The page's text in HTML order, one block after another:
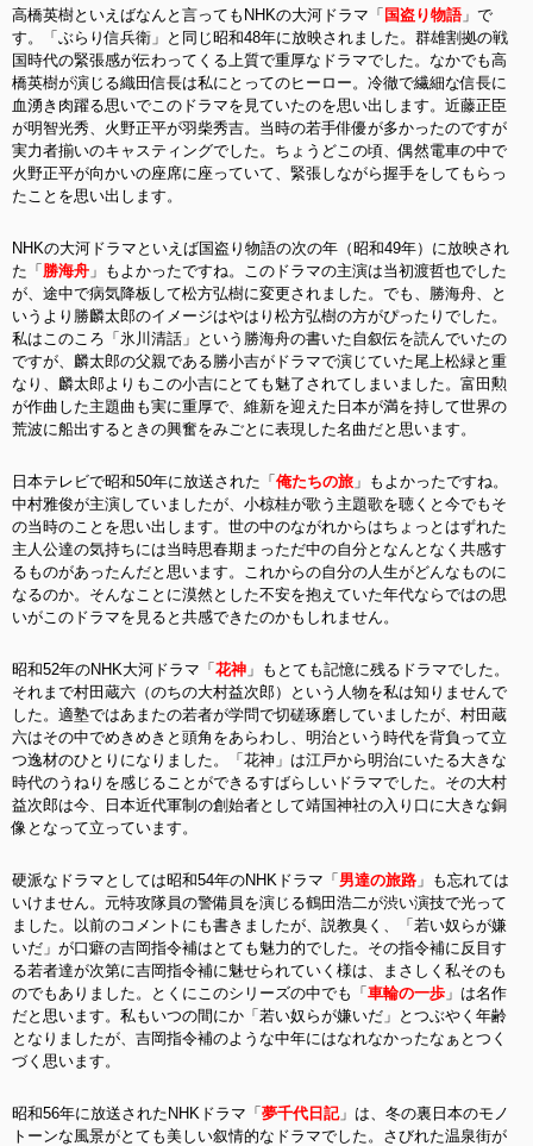
高橋英樹といえばなんと言ってもNHKの大河ドラマ「 国盗り物語」で
す。「ぶらり信兵衛」と同じ昭和48年に放映されました。群雄割拠の戦
国時代の緊張感が伝わってくる上質で重厚なドラマでした。なかでも高
橋英樹が演じる織田信長は私にとってのヒーロー。冷徹で繊細な信長に
血湧き肉躍る思いでこのドラマを見ていたのを思い出します。近藤正臣
が明智光秀、火野正平が羽柴秀吉。当時の若手俳優が多かったのですが
実力者揃いのキャスティングでした。ちょうどこの頃、偶然電車の中で
火野正平が向かいの座席に座っていて、緊張しながら握手をしてもらっ
たことを思い出します。
NHKの大河ドラマといえば国盗り物語の次の年（昭和49年）に放映され
た「 勝海舟 」もよかったですね。このドラマの主演は当初渡哲也でした
が、途中で病気降板して松方弘樹に変更されました。でも、勝海舟、と
いうより勝麟太郎のイメージはやはり松方弘樹の方がぴったりでした。
私はこのころ「氷川清話」という勝海舟の書いた自叙伝を読んでいたの
ですが、麟太郎の父親である勝小吉がドラマで演じていた尾上松緑と重
なり、麟太郎よりもこの小吉にとても魅了されてしまいました。富田勲
が作曲した主題曲も実に重厚で、維新を迎えた日本が満を持して世界の
荒波に船出するときの興奮をみごとに表現した名曲だと思います。
日本テレビで昭和50年に放送された「 俺たちの旅 」もよかったですね。
中村雅俊が主演していましたが、小椋桂が歌う主題歌を聴くと今でもそ
の当時のことを思い出します。世の中のながれからはちょっとはずれた
主人公達の気持ちには当時思春期まっただ中の自分となんとなく共感す
るものがあったんだと思います。これからの自分の人生がどんなものに
なるのか。そんなことに漠然とした不安を抱えていた年代ならではの思
いがこのドラマを見ると共感できたのかもしれません。
昭和52年のNHK大河ドラマ「 花神 」もとても記憶に残るドラマでした。
それまで村田蔵六（のちの大村益次郎）という人物を私は知りませんで
した。適塾ではあまたの若者が学問で切磋琢磨していましたが、村田蔵
六はその中でめきめきと頭角をあらわし、明治という時代を背負って立
つ逸材のひとりになりました。「花神」は江戸から明治にいたる大きな
時代のうねりを感じることができるすばらしいドラマでした。その大村
益次郎は今、日本近代軍制の創始者として靖国神社の入り口に大きな銅
像となって立っています。
硬派なドラマとしては昭和54年のNHKドラマ「 男達の旅路 」も忘れては
いけません。元特攻隊員の警備員を演じる鶴田浩二が渋い演技で光って
ました。以前のコメントにも書きましたが、説教臭く、「若い奴らが嫌
いだ」が口癖の吉岡指令補はとても魅力的でした。その指令補に反目す
る若者達が次第に吉岡指令補に魅せられていく様は、まさしく私そのも
のでもありました。とくにこのシリーズの中でも「 車輪の一歩 」は名作
だと思います。私もいつの間にか「若い奴らが嫌いだ」とつぶやく年齢
となりましたが、吉岡指令補のような中年にはなれなかったなぁとつく
づく思います。
昭和56年に放送されたNHKドラマ「 夢千代日記」は、冬の裏日本のモノ
トーンな風景がとても美しい叙情的なドラマでした。さびれた温泉街が